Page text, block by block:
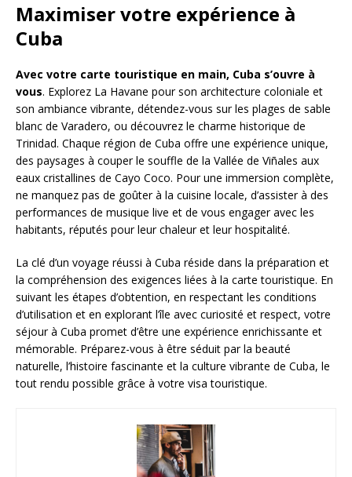
Maximiser votre expérience à
Cuba
Avec votre carte touristique en main, Cuba s’ouvre à
vous. Explorez La Havane pour son architecture coloniale et
son ambiance vibrante, détendez-vous sur les plages de sable
blanc de Varadero, ou découvrez le charme historique de
Trinidad. Chaque région de Cuba offre une expérience unique,
des paysages à couper le souffle de la Vallée de Viñales aux
eaux cristallines de Cayo Coco. Pour une immersion complète,
ne manquez pas de goûter à la cuisine locale, d’assister à des
performances de musique live et de vous engager avec les
habitants, réputés pour leur chaleur et leur hospitalité.
La clé d’un voyage réussi à Cuba réside dans la préparation et
la compréhension des exigences liées à la carte touristique. En
suivant les étapes d’obtention, en respectant les conditions
d’utilisation et en explorant l’île avec curiosité et respect, votre
séjour à Cuba promet d’être une expérience enrichissante et
mémorable. Préparez-vous à être séduit par la beauté
naturelle, l’histoire fascinante et la culture vibrante de Cuba, le
tout rendu possible grâce à votre visa touristique.